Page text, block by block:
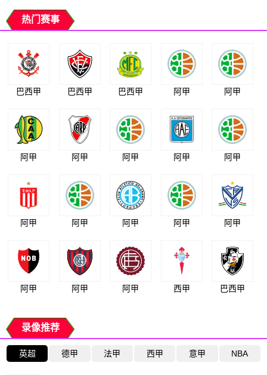
热门赛事
巴西甲 巴西甲 巴西甲 阿甲 阿甲
阿甲 阿甲 阿甲 阿甲 阿甲
阿甲 阿甲 阿甲 阿甲 阿甲
阿甲 阿甲 阿甲 西甲 巴西甲
录像推荐
英超 德甲 法甲 西甲 意甲 NBA